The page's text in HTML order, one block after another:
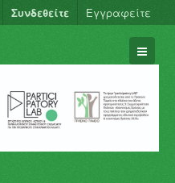
Συνδεθείτε Εγγραφείτε